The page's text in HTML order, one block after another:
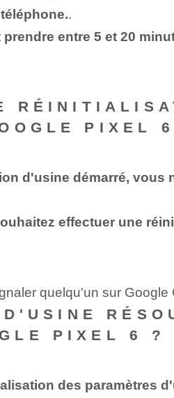
.
entre 5 et 20
PIXEL
d'usine démarré,
effectuer une
quelqu'un sur Google
PIXEL 6 ?
des paramètres